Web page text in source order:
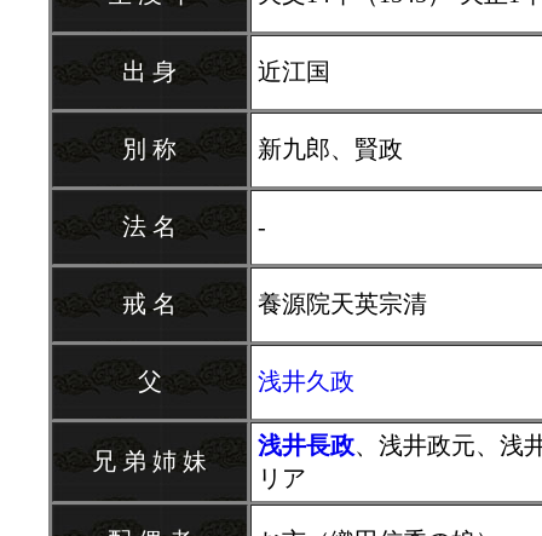
出 身 近江国
別 称 新九郎、賢政
法 名 -
戒 名 養源院天英宗清
父 浅井久政
兄 弟 姉 妹
浅井長政、浅井政元、浅
リア